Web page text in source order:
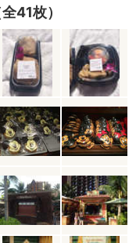
41枚）